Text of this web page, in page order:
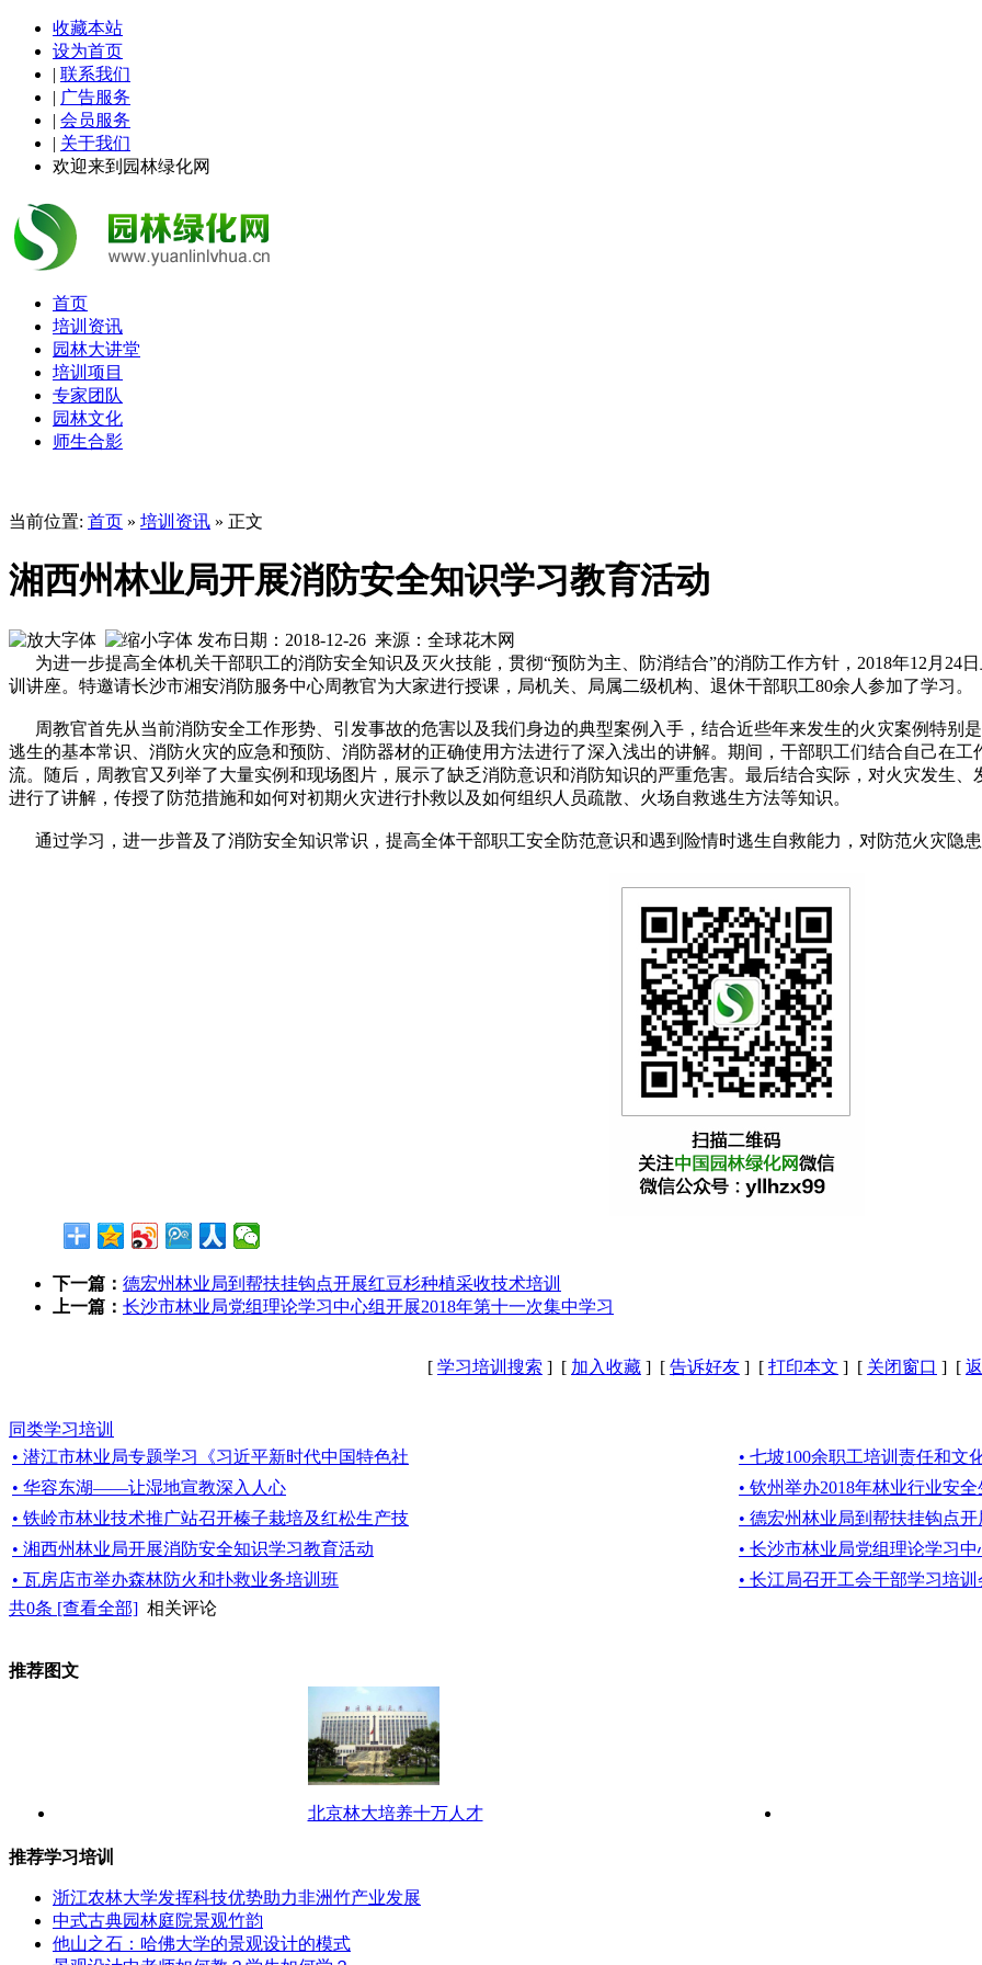
收藏本站
设为首页
| 联系我们
| 广告服务
| 会员服务
| 关于我们
欢迎来到园林绿化网
首页
培训资讯
园林大讲堂
培训项目
专家团队
园林文化
师生合影
当前位置: 首页 » 培训资讯 » 正文
湘西州林业局开展消防安全知识学习教育活动
发布日期：2018-12-26 来源：全球花木网
为进一步提高全体机关干部职工的消防安全知识及灭火技能，贯彻“预防为主、防消结合”的消防工作方针，2018年12月24
训讲座。特邀请长沙市湘安消防服务中心周教官为大家进行授课，局机关、局属二级机构、退休干部职工80余人参加了学习。
周教官首先从当前消防安全工作形势、引发事故的危害以及我们身边的典型案例入手，结合近些年来发生的火灾案例特别
逃生的基本常识、消防火灾的应急和预防、消防器材的正确使用方法进行了深入浅出的讲解。期间，干部职工们结合自己在
流。随后，周教官又列举了大量实例和现场图片，展示了缺乏消防意识和消防知识的严重危害。最后结合实际，对火灾发生
进行了讲解，传授了防范措施和如何对初期火灾进行扑救以及如何组织人员疏散、火场自救逃生方法等知识。
通过学习，进一步普及了消防安全知识常识，提高全体干部职工安全防范意识和遇到险情时逃生自救能力，对防范火灾隐
下一篇： 德宏州林业局到帮扶挂钩点开展红豆杉种植采收技术培训
上一篇： 长沙市林业局党组理论学习中心组开展2018年第十一次集中学习
[ 学习培训搜索 ] [ 加入收藏 ] [ 告诉好友 ] [ 打印本文 ] [ 关闭窗口 ] [
同类学习培训
• 潜江市林业局专题学习《习近平新时代中国特色社
• 七坡100余职工培训责任和文
• 华容东湖——让湿地宣教深入人心
• 钦州举办2018年林业行业安
• 铁岭市林业技术推广站召开榛子栽培及红松生产技
• 德宏州林业局到帮扶挂钩点
• 湘西州林业局开展消防安全知识学习教育活动
• 长沙市林业局党组理论学习
• 瓦房店市举办森林防火和扑救业务培训班
• 长江局召开工会干部学习培训
共0条 [查看全部] 相关评论
推荐图文
北京林大培养十万人才
推荐学习培训
浙江农林大学发挥科技优势助力非洲竹产业发展
中式古典园林庭院景观竹韵
他山之石：哈佛大学的景观设计的模式